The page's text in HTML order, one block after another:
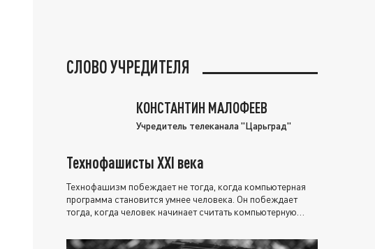
СЛОВО УЧРЕДИТЕЛЯ
КОНСТАНТИН МАЛОФЕЕВ
Учредитель телеканала "Царьград"
Технофашисты XXI века
Технофашизм побеждает не тогда, когда компьютерная
программа становится умнее человека. Он побеждает
тогда, когда человек начинает считать компьютерную